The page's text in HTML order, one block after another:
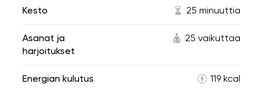
Kesto 25 minuuttia
Asanat ja
harjoitukset
25 vaikuttaa
Energian kulutus 119 kcal